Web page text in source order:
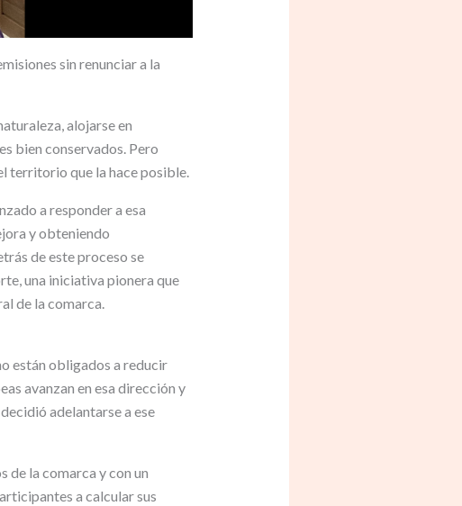
sin renunciar a la
alojarse en
bien conservados. Pero
territorio que la hace posible.
a responder a esa
y obteniendo
de este proceso se
una iniciativa pionera que
de la comarca.
están obligados a reducir
avanzan en esa dirección y
adelantarse a ese
la comarca y con un
a calcular sus